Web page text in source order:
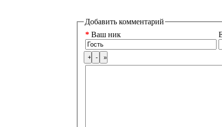
Добавить комментарий
* Ваш ник